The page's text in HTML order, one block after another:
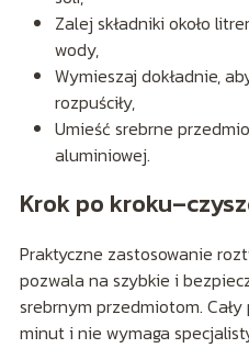
Zalej składniki około
wody,
Wymieszaj dokładnie,
rozpuściły,
Umieść srebrne
aluminiowej.
Krok po
Praktyczne zastosowanie
pozwala na szybkie i
srebrnym przedmiotom.
minut i nie wymaga